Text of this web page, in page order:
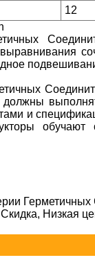
12
и
Низкая